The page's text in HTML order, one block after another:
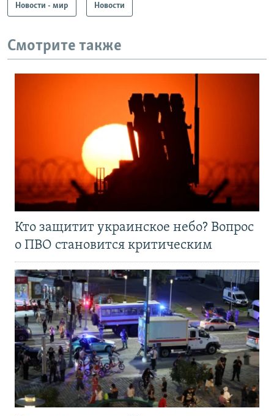
Новости - мир Новости
Смотрите также
Кто защитит украинское небо? Вопрос
о ПВО становится критическим